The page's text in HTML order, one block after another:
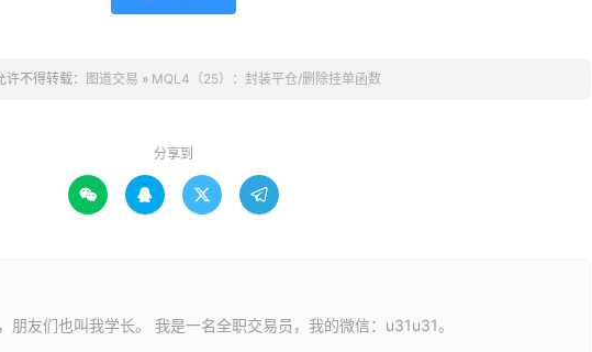
许不得转载： 图道交易 » ​MQL4（25）：封装平仓/删除挂单函数
分享到
   
朋友们也叫我学长。 我是一名全职交易员，我的微信：u31u31。